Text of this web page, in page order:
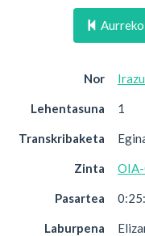
Nor
Lehentasuna 1
Transkribaketa
Zinta
Pasartea
Laburpena